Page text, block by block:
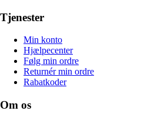
Tjenester
Min konto
Hjælpecenter
Følg min ordre
Returnér min ordre
Rabatkoder
Om os